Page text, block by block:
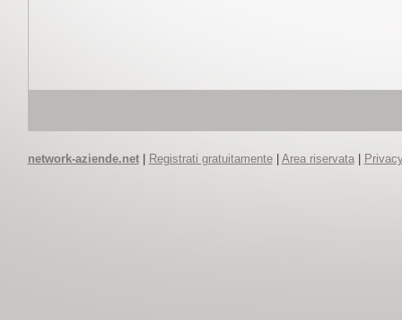
network-aziende.net| Registrati gratuitamente| Area riservata|